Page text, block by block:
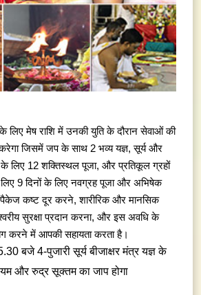
लिए मेष राशि में उनकी युति के दौरान सेवाओं की
जिसमें जप के साथ 2 भव्य यज्ञ, सूर्य और
के लिए 12 शक्तिस्थल पूजा, और प्रतिकूल ग्रहों
9 दिनों के लिए नवग्रह पूजा और अभिषेक
पैकेज कष्ट दूर करने, शारीरिक और मानसिक
सुरक्षा प्रदान करना, और इस अवधि के
करने में आपकी सहायता करता है।
बजे 4-पुजारी सूर्य बीजाक्षर मंत्र यज्ञ के
और रुद्र सूक्तम का जाप होगा